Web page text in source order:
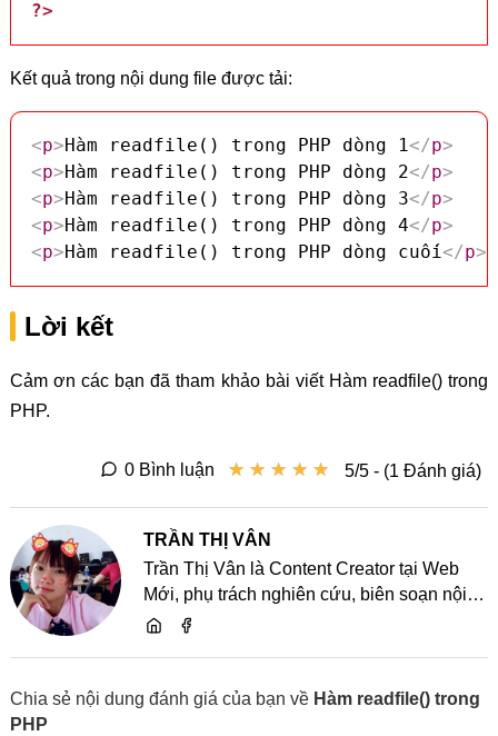
?>
Kết quả trong nội dung file được tải:
<p>Hàm readfile() trong PHP dòng 1</p>
<p>Hàm readfile() trong PHP dòng 2</p>
<p>Hàm readfile() trong PHP dòng 3</p>
<p>Hàm readfile() trong PHP dòng 4</p>
<p>Hàm readfile() trong PHP dòng cuối</p>
Lời kết
Cảm ơn các bạn đã tham khảo bài viết Hàm readfile() trong
PHP.
★ ★ ★ ★ ★
★ ★ ★ ★ ★ 5/5 - (1 Đánh giá)
0 Bình luận
TRẦN THỊ VÂN
Trần Thị Vân là Content Creator tại Web
Mới, phụ trách nghiên cứu, biên soạn nội
dung và chia sẻ kiến thức về website, SEO,
Chia sẻ nội dung đánh giá của bạn về Hàm readfile() trong
PHP